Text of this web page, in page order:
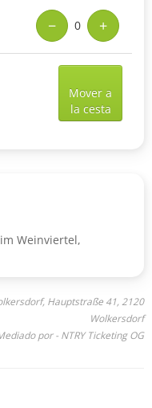
− 0 +
Mover a
la cesta
Add
to
Weinviertel,
Hauptstraße 41, 2120
Wolkersdorf
por - NTRY Ticketing OG